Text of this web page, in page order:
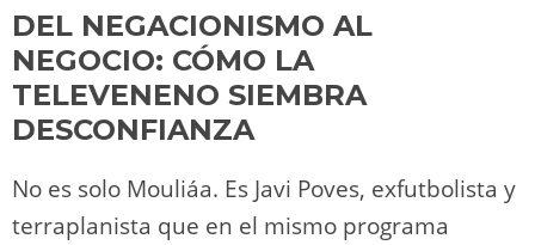
DEL NEGACIONISMO AL
NEGOCIO: CÓMO LA
TELEVENENO SIEMBRA
DESCONFIANZA
No es solo Mouliáa. Es Javi Poves, exfutbolista y
terraplanista que en el mismo programa